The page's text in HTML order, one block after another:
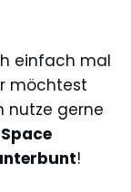
einfach mal
möchtest
nutze gerne
!